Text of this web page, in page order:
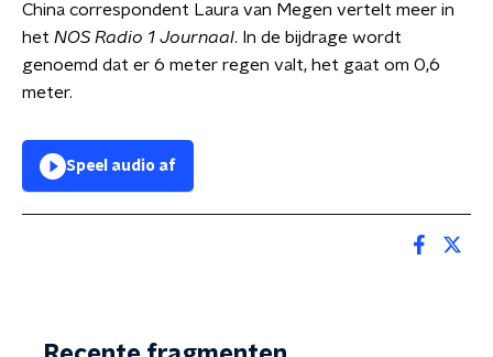
China correspondent Laura van Megen vertelt meer in
het NOS Radio 1 Journaal. In de bijdrage wordt
genoemd dat er 6 meter regen valt, het gaat om 0,6
meter.
Speel audio af